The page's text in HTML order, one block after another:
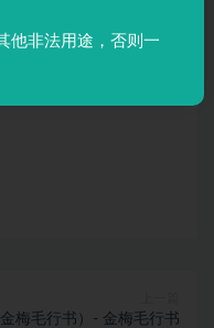
时，禁止复制、盗用、
各类媒体平台。如若本
我们进行处理。
梅毛行书）- 金梅毛行书
他非法用途，否则一